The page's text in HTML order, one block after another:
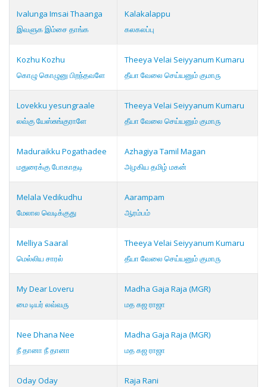
Ivalunga Imsai Thaanga
இவளுக இம்சை தாங்க
Kalakalappu
கலகலப்பு
Kozhu Kozhu
கொழு கொழுனு பிறந்தவளே
Theeya Velai Seiyyanum Kumaru
தீயா வேலை செய்யனும் குமாரு
Lovekku yesungraale
லவ்கு யேஸ்சுங்குராளே
Theeya Velai Seiyyanum Kumaru
தீயா வேலை செய்யனும் குமாரு
Maduraikku Pogathadee
மதுரைக்கு போகாதடி
Azhagiya Tamil Magan
அழகிய தமிழ் மகன்
Melala Vedikudhu
மேலால வெடிக்குது
Aarampam
ஆரம்பம்
Melliya Saaral
மெல்லிய சாரல்
Theeya Velai Seiyyanum Kumaru
தீயா வேலை செய்யனும் குமாரு
My Dear Loveru
மை டியர் லவ்வரு
Madha Gaja Raja (MGR)
மத கஜ ராஜா
Nee Dhana Nee
நீ தானா நீ தானா
Madha Gaja Raja (MGR)
மத கஜ ராஜா
Oday Oday
Raja Rani